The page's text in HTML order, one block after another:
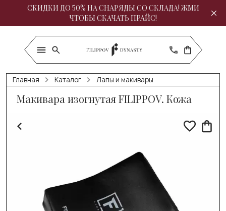
СКИДКИ ДО 50% НА СНАРЯДЫ СО СКЛАДА! ЖМИ
ЧТОБЫ СКАЧАТЬ ПРАЙС!
Главная Каталог Лапы и макивары
Макивара изогнутая FILIPPOV. Кожа